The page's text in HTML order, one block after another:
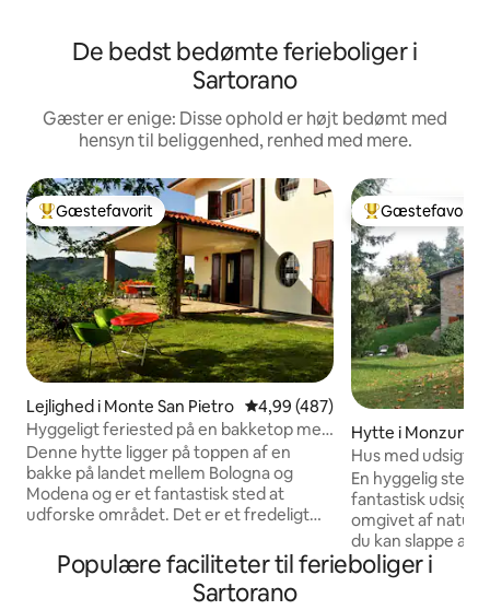
De bedst bedømte ferieboliger i
Sartorano
Gæster er enige: Disse ophold er højt bedømt med
hensyn til beliggenhed, renhed med mere.
Bedste gæstefavorit
Gæstefavorit
Lejlighed i Monte San Pietro 4,99 ud af 5 i gennemsnitlig
4,99 (487)
Hyggeligt feriested på en bakketop med
indretning fra midten af århundredet og
fuld aircondition
Denne hytte ligger på toppen af en
bakke på landet mellem Bologna og
Modena og er et fantastisk sted at
udforske området. Det er et fredeligt
bekvemmeligheden ved at have
fremragende lokale restauranter (og
vinproducenter) i nærheden. Huset, der
Bedste
Gæstefavorit
Hytte i Monzuno
Hus med udsigt
En hyggelig
fantastisk udsigt
omgivet af natur
du kan slappe af
spektakulære
glæde være vært
Populære faciliteter til ferieboliger i
Sartorano